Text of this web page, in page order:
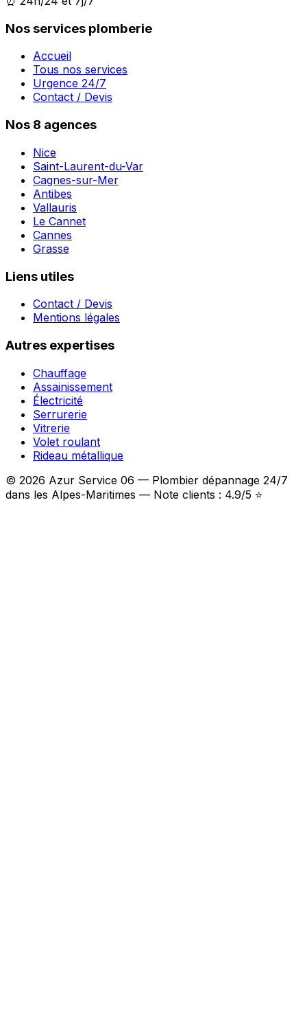
Nos services plomberie
Accueil
Tous nos services
Urgence 24/7
Contact / Devis
Nos 8 agences
Nice
Saint-Laurent-du-Var
Cagnes-sur-Mer
Antibes
Vallauris
Le Cannet
Cannes
Grasse
Liens utiles
Contact / Devis
Mentions légales
Autres expertises
Chauffage
Assainissement
Électricité
Serrurerie
Vitrerie
Volet roulant
Rideau métallique
© 2026 Azur Service 06 — Plombier dépannage 24/7
dans les Alpes-Maritimes — Note clients : 4.9/5 ⭐